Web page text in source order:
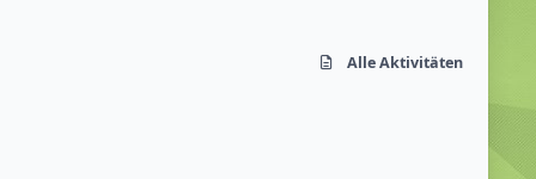
Alle Aktivitäten